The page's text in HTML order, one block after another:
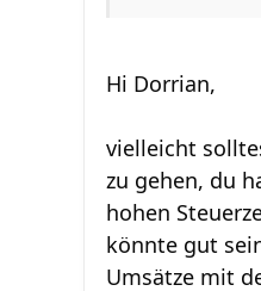
Hi Dorrian,
vielleicht
zu gehen, du
hohen
könnte gut
Umsätze mit